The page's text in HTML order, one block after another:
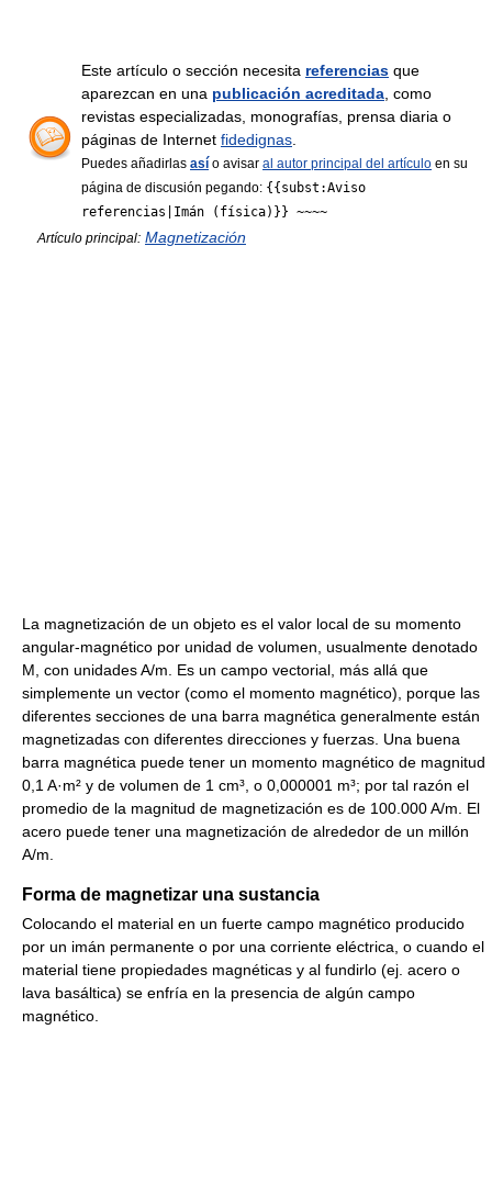
Este artículo o sección necesita referencias que
aparezcan en una publicación acreditada , como
revistas especializadas, monografías, prensa diaria o
páginas de Internet fidedignas
Puedes añadirlas así o avisar al autor principal del artículo en su
página de discusión pegando: {{subst:Aviso
referencias|Imán (física)}} ~~~~
Artículo principal: Magnetización
La magnetización de un objeto es el valor local de su momento
angular-magnético por unidad de volumen, usualmente denotado
M, con unidades A/m. Es un campo vectorial, más allá que
simplemente un vector (como el momento magnético), porque las
diferentes secciones de una barra magnética generalmente están
magnetizadas con diferentes direcciones y fuerzas. Una buena
barra magnética puede tener un momento magnético de magnitud
0,1 A·m² y de volumen de 1 cm³, o 0,000001 m³; por tal razón el
promedio de la magnitud de magnetización es de 100.000 A/m. El
acero puede tener una magnetización de alrededor de un millón
A/m.
Forma de magnetizar una sustancia
Colocando el material en un fuerte campo magnético producido
por un imán permanente o por una corriente eléctrica, o cuando el
material tiene propiedades magnéticas y al fundirlo (ej. acero o
lava basáltica) se enfría en la presencia de algún campo
magnético.